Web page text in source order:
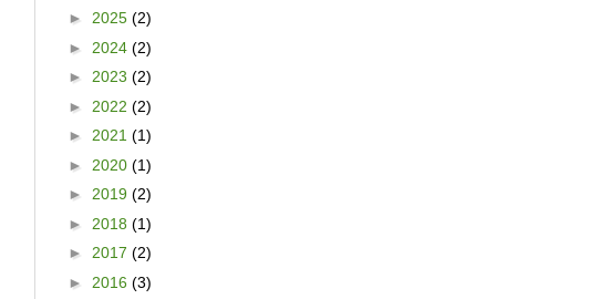
► 2025 (2)
► 2024 (2)
► 2023 (2)
► 2022 (2)
► 2021 (1)
► 2020 (1)
► 2019 (2)
► 2018 (1)
► 2017 (2)
► 2016 (3)